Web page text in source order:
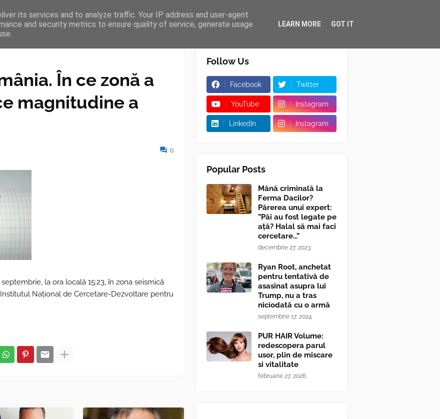
BLOGGER TIPOGRAPHY SHORTCODES
În ce zonă a
magnitudine a
0
la ora locală 15:23, în zona seismică
Naţional de Cercetare-Dezvoltare pentru
Follow Us
Facebook Twitter
YouTube Instagram
LinkedIn Instagram
Popular Posts
Mână criminală la
Ferma Dacilor?
Părerea unui expert:
”Păi au fost legate pe
ață? Halal să mai faci
cercetare...”
decembrie 27, 2023
Ryan Root, anchetat
pentru tentativă de
asasinat asupra lui
Trump, nu a tras
niciodată cu o armă
septembrie 17, 2024
PUR HAIR Volume:
redescopera parul
usor, plin de miscare
si vitalitate
februarie 27, 2026
its services and to analyze traffic. Your IP address and user-agent
and security metrics to ensure quality of service, generate usage
LEARN MORE GOT IT